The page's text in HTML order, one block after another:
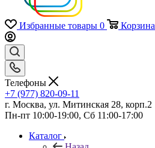
Избранные товары 0 Корзина
Телефоны
+7 (977) 820-09-11
г. Москва, ул. Митинская 28, корп.2
Пн-пт 10:00-19:00, Сб 11:00-17:00
Каталог